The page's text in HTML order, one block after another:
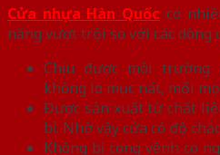
Cửa nhựa Hàn Quốc có
năng vượt trội so với các dòng
Chịu được môi
không lo mục nát, mối
Được sản xuất từ chất
bỉ. Nhờ vậy cửa có độ
Không bị cong vênh co